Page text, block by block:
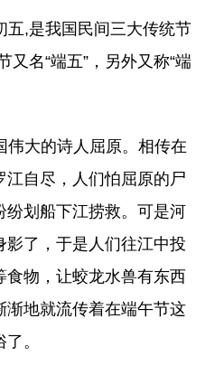
五,是我国民间三大传统节
又名“端五”，另外又称“端
伟大的诗人屈原。相传在
江自尽，人们怕屈原的尸
纷划船下江捞救。可是河
影了，于是人们往江中投
食物，让蛟龙水兽有东西
渐地就流传着在端午节这
。